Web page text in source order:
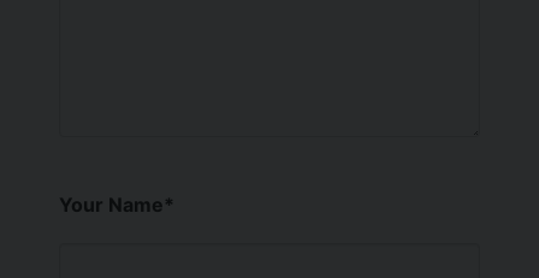
Your Name*